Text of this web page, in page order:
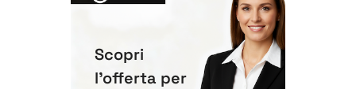
Scopri
l'offerta per